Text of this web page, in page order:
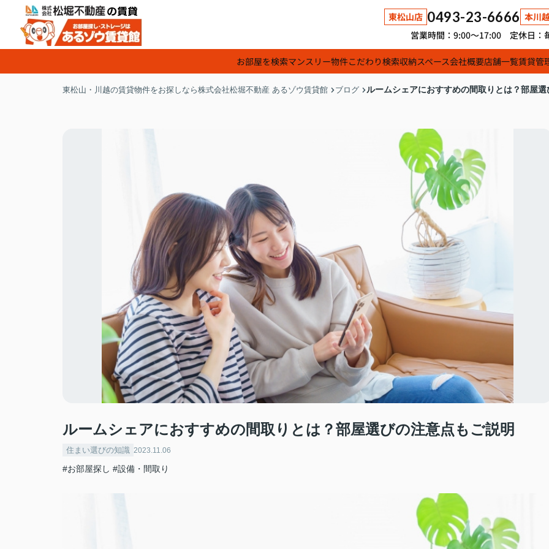
東松山店 0493-23-6666 本川
営業時間：9:00～17:00 定休日：
お部屋を検索マンスリー物件こだわり検索収納スペース会社概要店舗一覧賃貸管
東松山・川越の賃貸物件をお探しなら株式会社松堀不動産 あるゾウ賃貸館 ブログ ルームシェアにおすすめの間取りとは？部屋
ルームシェアにおすすめの間取りとは？部屋選びの注意点もご説明
住まい選びの知識 2023.11.06
#お部屋探し #設備・間取り